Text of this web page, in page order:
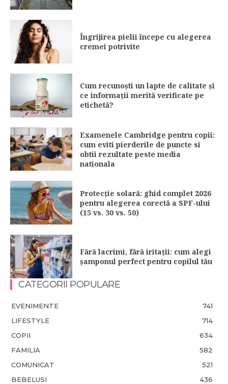
Îngrijirea pielii începe cu alegerea
cremei potrivite
Cum recunoști un lapte de calitate și
ce informații merită verificate pe
etichetă?
Examenele Cambridge pentru copii:
cum eviti pierderile de puncte si
obtii rezultate peste media
nationala
Protecție solară: ghid complet 2026
pentru alegerea corectă a SPF-ului
(15 vs. 30 vs. 50)
Fără lacrimi, fără iritații: cum alegi
șamponul perfect pentru copilul tău
CATEGORII POPULARE
EVENIMENTE
741
LIFESTYLE
714
COPII
634
FAMILIA
582
COMUNICAT
521
BEBELUSI
436